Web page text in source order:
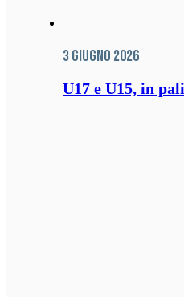
3 Giugno 2026
U17 e U15, in